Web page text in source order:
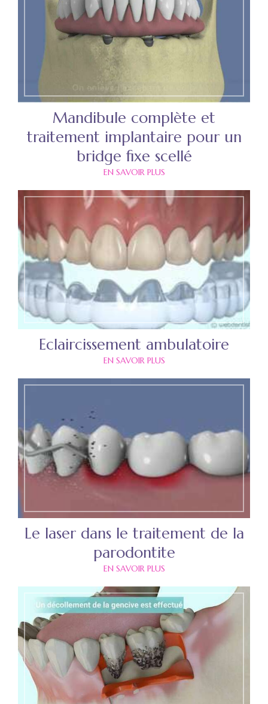
Mandibule complète et
traitement implantaire pour un
bridge fixe scellé
EN SAVOIR PLUS
Eclaircissement ambulatoire
EN SAVOIR PLUS
Le laser dans le traitement de la
parodontite
EN SAVOIR PLUS